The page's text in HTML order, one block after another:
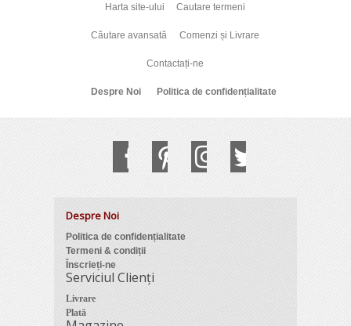
Harta site-ului Cautare termeni
Căutare avansată Comenzi și Livrare
Contactați-ne
Despre Noi Politica de confidențialitate
Despre Noi
Politica de confidențialitate
Termeni & condiții
Înscrieți-ne
Serviciul Clienți
Livrare
Plată